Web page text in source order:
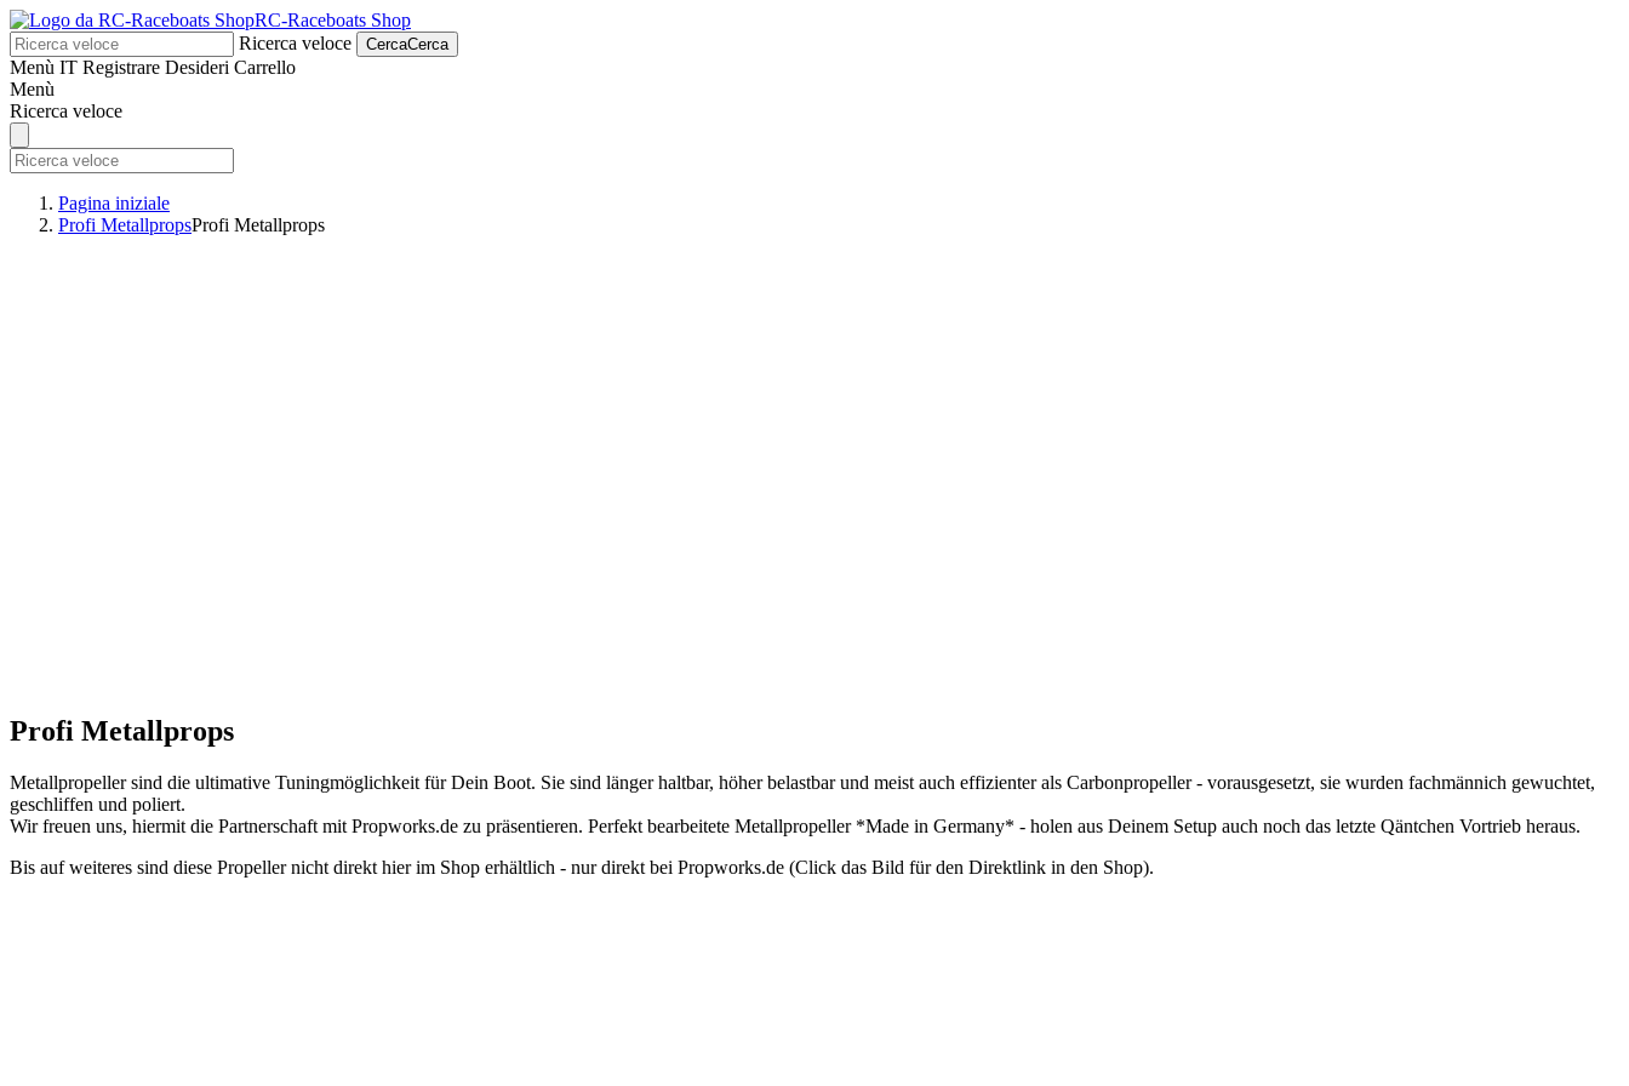
RC-Raceboats Shop
Ricerca veloce
CercaCerca
Menù IT Registrare Desideri Carrello
Menù
Ricerca veloce
Pagina iniziale
Profi MetallpropsProfi Metallprops
Profi Metallprops
Metallpropeller sind die ultimative Tuningmöglichkeit für Dein Boot. Sie sind länger haltbar, höher belastbar und meist auch effizienter als Carbonpropeller - vorausgesetzt, sie wurden fachmännich gewuchtet,
geschliffen und poliert.
Wir freuen uns, hiermit die Partnerschaft mit Propworks.de zu präsentieren. Perfekt bearbeitete Metallpropeller *Made in Germany* - holen aus Deinem Setup auch noch das letzte Qäntchen Vortrieb heraus.
Bis auf weiteres sind diese Propeller nicht direkt hier im Shop erhältlich - nur direkt bei Propworks.de (Click das Bild für den Direktlink in den Shop).